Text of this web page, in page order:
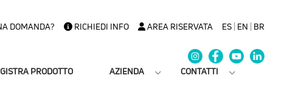
DOMANDA? RICHIEDI INFO AREA RISERVATA ES| EN | BR
PRODOTTO AZIENDA CONTATTI